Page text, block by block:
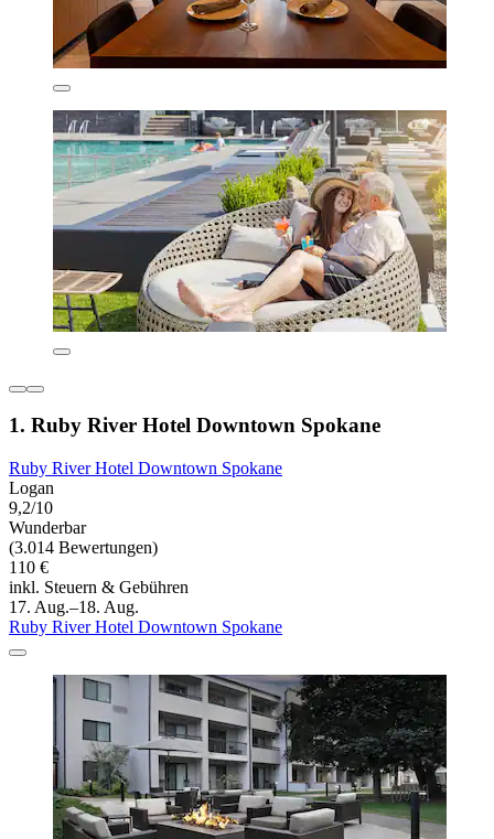
1. Ruby River Hotel Downtown Spokane
Ruby River Hotel Downtown Spokane
Logan
9,2/10
Wunderbar
(3.014 Bewertungen)
110 €
inkl. Steuern & Gebühren
17. Aug.–18. Aug.
Ruby River Hotel Downtown Spokane